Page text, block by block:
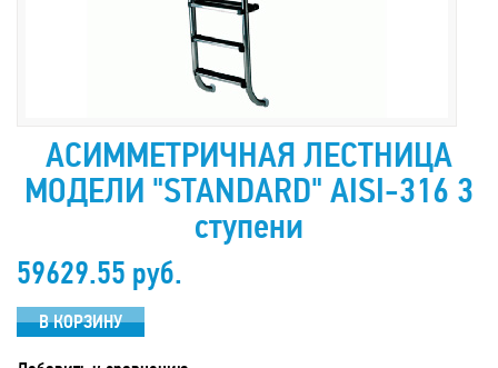
АСИММЕТРИЧНАЯ ЛЕСТНИЦА
МОДЕЛИ "STANDARD" AISI-316 3
ступени
59629.55 руб.
В КОРЗИНУ